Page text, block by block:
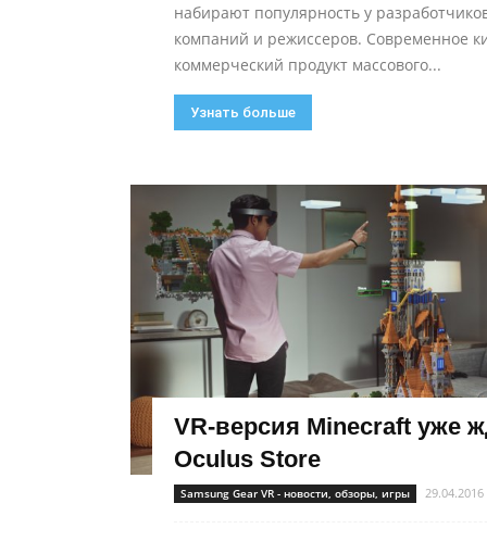
набирают популярность у
компаний и режиссеров. Современное
коммерческий продукт массового...
Узнать больше
VR-версия Minecraft уже
Oculus Store
Samsung Gear VR - новости, обзоры, игры 29.04.2016